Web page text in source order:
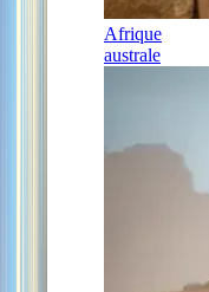
Afrique
australe